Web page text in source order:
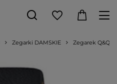
Zegarki DAMSKIE Zegarek Q&Q